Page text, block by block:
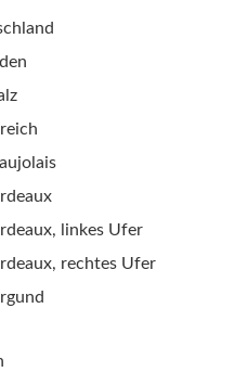
linkes Ufer
rechtes Ufer